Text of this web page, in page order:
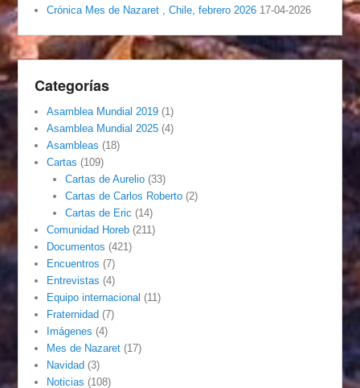
Crónica Mes de Nazaret , Chile, febrero 2026 17-04-2026
Categorías
Asamblea Mundial 2019 (1)
Asamblea Mundial 2025 (4)
Asambleas (18)
Cartas (109)
Cartas de Aurelio(33)
Cartas de Carlos Roberto(2)
Cartas de Eric (14)
Comunidad Horeb (211)
Documentos (421)
Encuentros (7)
Entrevistas (4)
Equipo internacional (11)
Fraternidad (7)
Imágenes (4)
Mes de Nazaret (17)
Navidad (3)
Noticias (108)